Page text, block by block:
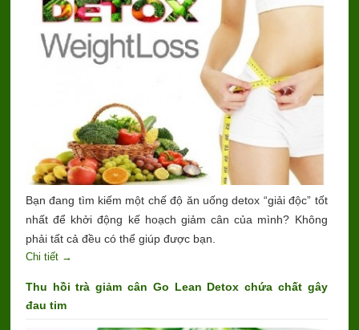
Bạn đang tìm kiếm một chế độ ăn uống detox “giải độc” tốt
nhất để khởi động kế hoạch giảm cân của mình? Không
phải tất cả đều có thể giúp được bạn.
Chi tiết →
Thu hồi trà giảm cân Go Lean Detox chứa chất gây
đau tim